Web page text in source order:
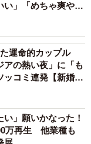
い」「めちゃ爽や
運命的カップル
アの熱い夜」に「も
ッコミ連発【新婚さ
い」願いかなった！
万再生 他業種も